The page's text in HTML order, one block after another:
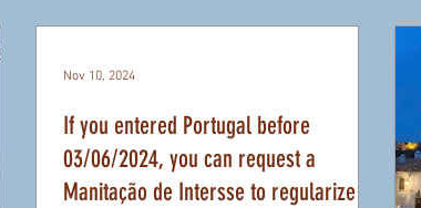
If you entered Portugal before
03/06/2024, you can request a
Manitação de Intersse to regularize
Nov 10, 2024